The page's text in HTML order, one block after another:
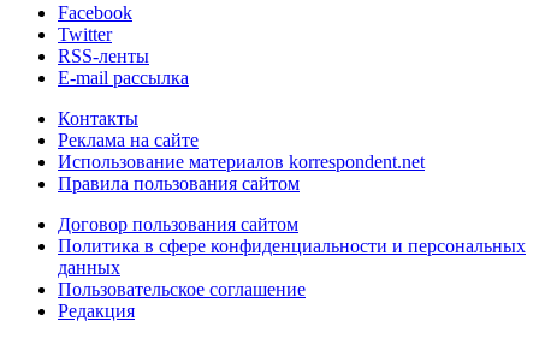
Facebook
Twitter
RSS-ленты
E-mail рассылка
Контакты
Реклама на сайте
Использование материалов korrespondent.net
Правила пользования сайтом
Договор пользования сайтом
Политика в сфере конфиденциальности и персональных
данных
Пользовательское соглашение
Редакция